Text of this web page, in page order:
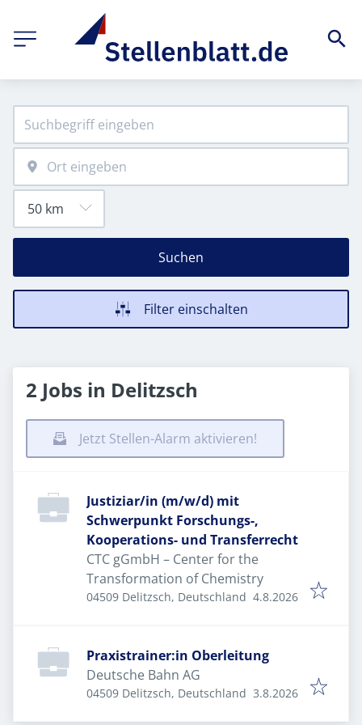
Suchen
Filter einschalten
2 Jobs in Delitzsch
Jetzt Stellen-Alarm aktivieren!
Justiziar/in (m/w/d) mit
Schwerpunkt Forschungs-,
Kooperations- und Transferrecht
CTC gGmbH – Center for the
Transformation of Chemistry
04509 Delitzsch, Deutschland Veröffentlicht:
4.8.2026
Praxistrainer:in Oberleitung
Deutsche Bahn AG
04509 Delitzsch, Deutschland Veröffentlicht:
3.8.2026